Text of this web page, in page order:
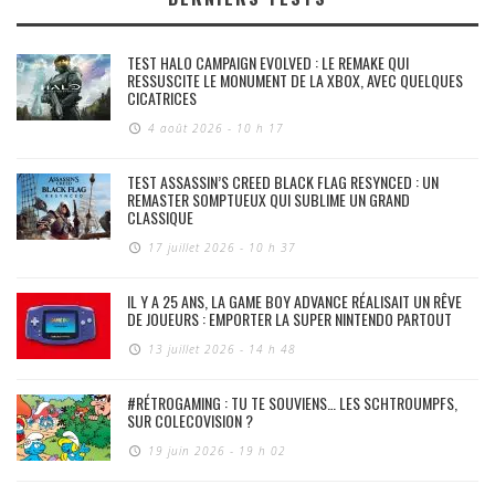
TEST HALO CAMPAIGN EVOLVED : LE REMAKE QUI
RESSUSCITE LE MONUMENT DE LA XBOX, AVEC QUELQUES
CICATRICES
4 août 2026 - 10 h 17
TEST ASSASSIN’S CREED BLACK FLAG RESYNCED : UN
REMASTER SOMPTUEUX QUI SUBLIME UN GRAND
CLASSIQUE
17 juillet 2026 - 10 h 37
IL Y A 25 ANS, LA GAME BOY ADVANCE RÉALISAIT UN RÊVE
DE JOUEURS : EMPORTER LA SUPER NINTENDO PARTOUT
13 juillet 2026 - 14 h 48
#RÉTROGAMING : TU TE SOUVIENS… LES SCHTROUMPFS,
SUR COLECOVISION ?
19 juin 2026 - 19 h 02